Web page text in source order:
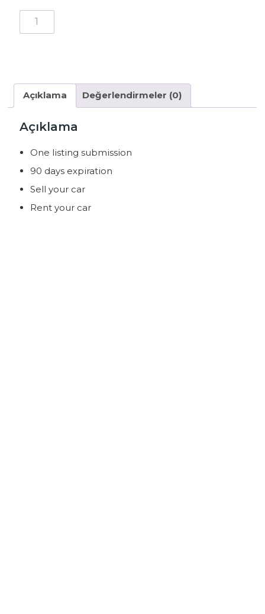
Açıklama Değerlendirmeler (0)
Açıklama
One listing submission
90 days expiration
Sell your car
Rent your car